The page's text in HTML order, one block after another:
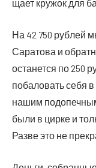
ща­ет кру­жок для
На 42 750 руб­лей
Сара­то­ва и
оста­нет­ся по 250
поба­ло­вать себя
нашим под­опеч­ным
были в цир­ке и
Раз­ве это не